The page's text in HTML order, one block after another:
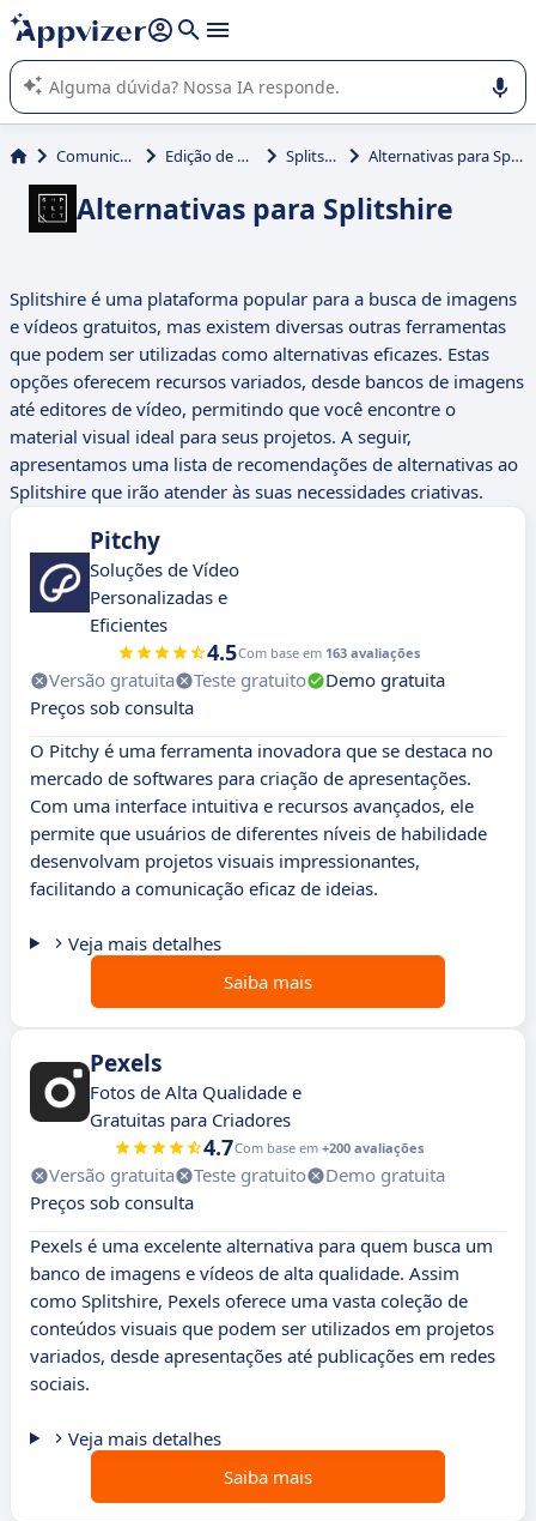
de nossa IA (várias linhas com
A IA do Appvizer o orienta no uso ou na seleção de software
SaaS para sua empresa.
Comunicação Edição de vídeo Splitshire Alternativas para Splitshire
Alternativas para Splitshire
Splitshire é uma plataforma popular para a busca de imagens
e vídeos gratuitos, mas existem diversas outras ferramentas
que podem ser utilizadas como alternativas eficazes. Estas
opções oferecem recursos variados, desde bancos de imagens
até editores de vídeo, permitindo que você encontre o
material visual ideal para seus projetos. A seguir,
apresentamos uma lista de recomendações de alternativas ao
Splitshire que irão atender às suas necessidades criativas.
Pitchy
Soluções de Vídeo
Personalizadas e
Eficientes
4.5Com base em 163 avaliações
Versão gratuita Teste gratuito
Demo gratuita
Preços sob consulta
O Pitchy é uma ferramenta inovadora que se destaca no
mercado de softwares para criação de apresentações.
Com uma interface intuitiva e recursos avançados, ele
permite que usuários de diferentes níveis de habilidade
desenvolvam projetos visuais impressionantes,
facilitando a comunicação eficaz de ideias.
Veja mais detalhes
Saiba mais
Pexels
Fotos de Alta Qualidade e
Gratuitas para Criadores
4.7Com base em +200 avaliações
Versão gratuita Teste gratuito
Demo gratuita
Preços sob consulta
Pexels é uma excelente alternativa para quem busca um
banco de imagens e vídeos de alta qualidade. Assim
como Splitshire, Pexels oferece uma vasta coleção de
conteúdos visuais que podem ser utilizados em projetos
variados, desde apresentações até publicações em redes
sociais.
Veja mais detalhes
Saiba mais